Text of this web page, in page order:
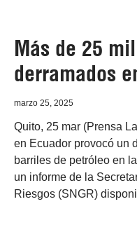
Más de 25
derramados
marzo 25, 2025
Quito, 25 mar (Prensa
en Ecuador provocó un
barriles de petróleo en
un informe de la
Riesgos (SNGR)